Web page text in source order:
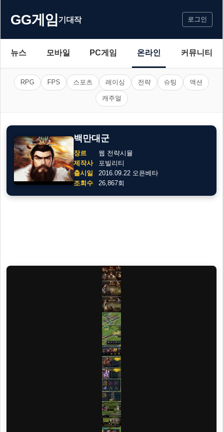
GG게임기대작 로그인
뉴스 모바일 PC게임 온라인 커뮤니티
RPG FPS 스포츠 레이싱 전략 슈팅 액션
캐주얼
백만대군
장르
웹 전략시뮬
제작사
포빌리티
출시일
2016.09.22 오픈베타
조회수
26,867회